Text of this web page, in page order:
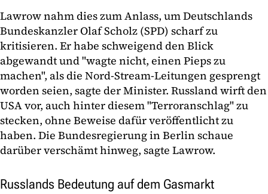
Lawrow nahm dies zum Anlass, um Deutschlands
Bundeskanzler Olaf Scholz (SPD) scharf zu
kritisieren. Er habe schweigend den Blick
abgewandt und "wagte nicht, einen Pieps zu
machen", als die Nord-Stream-Leitungen gesprengt
worden seien, sagte der Minister. Russland wirft den
USA vor, auch hinter diesem "Terroranschlag" zu
stecken, ohne Beweise dafür veröffentlicht zu
haben. Die Bundesregierung in Berlin schaue
darüber verschämt hinweg, sagte Lawrow.
Russlands Bedeutung auf dem Gasmarkt